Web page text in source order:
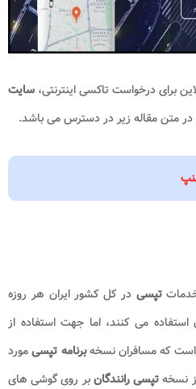
برای درخواست تاکسی اینترنتی، سایت
متن مقاله زیر در دسترس می باشد.
خدماتتپسیدر کل کشور ایران هر روزه
می کنند، اما جهت استفاده از
است که مسافران نسخهبرنامه تپسیمورد
نسخهتپسی رانندگانبر روی گوشی های